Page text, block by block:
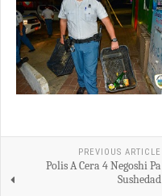
PREVIOUS ARTICLE
Polis A Cera 4 Negoshi Pa
Sushedad